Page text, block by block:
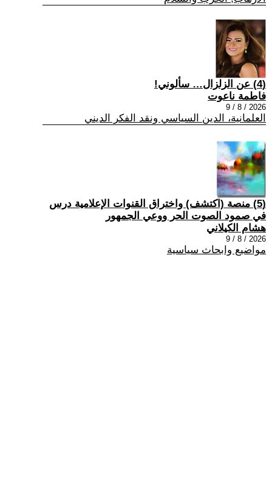
(4) عن الزلزال… سألوني!
فاطمة ناعوت
2026 / 8 / 9
العلمانية، الدين السياسي ونقد الفكر الديني
(5) منصة (اكتشف) واختراق القنوات الإعلامية درس
في صمود الصوت الحر ووعي الجمهور
هشام الكيلاني
2026 / 8 / 9
مواضيع وابحاث سياسية